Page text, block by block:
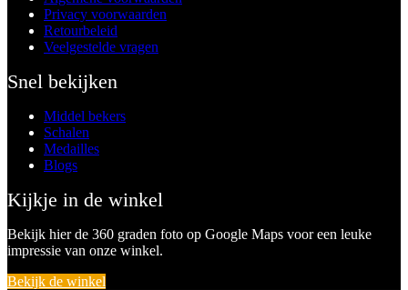
Privacy voorwaarden
Retourbeleid
Veelgestelde vragen
Snel bekijken
Middel bekers
Schalen
Medailles
Blogs
Kijkje in de winkel
Bekijk hier de 360 graden foto op Google Maps voor een leuke
impressie van onze winkel.
Bekijk de winkel